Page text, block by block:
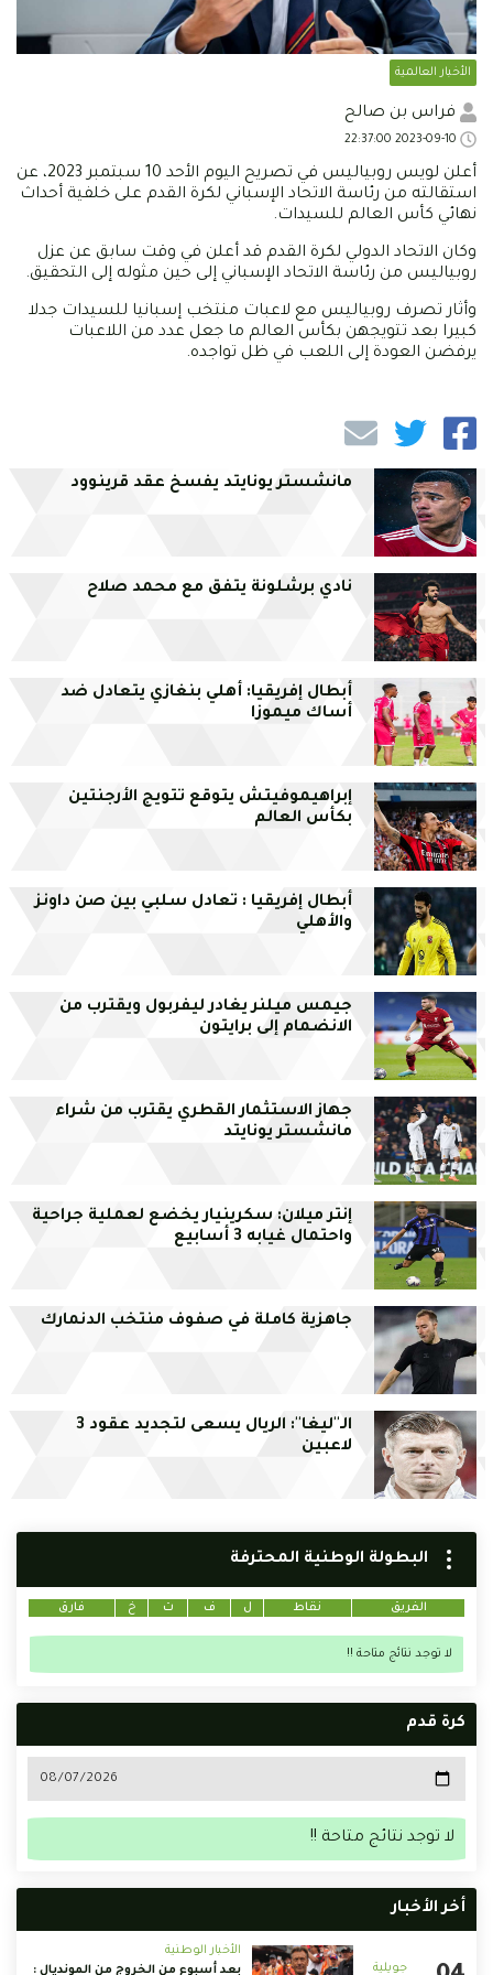
الأخبار العالمية
فراس بن صالح
أعلن لويس روبياليس في تصريح اليوم الأحد 10 سبتمبر 2023، عن
استقالته من رئاسة الاتحاد الإسباني لكرة القدم على خلفية أحداث
نهائي كأس العالم للسيدات.
وكان الاتحاد الدولي لكرة القدم قد أعلن في وقت سابق عن عزل
روبياليس من رئاسة الاتحاد الإسباني إلى حين مثوله إلى التحقيق.
وأثار تصرف روبياليس مع لاعبات منتخب إسبانيا للسيدات جدلا
كبيرا بعد تتويجهن بكأس العالم ما جعل عدد من اللاعبات
يرفضن العودة إلى اللعب في ظل تواجده.
مانشستر يونايتد يفسخ عقد قرينوود
نادي برشلونة يتفق مع محمد صلاح
أبطال إفريقيا: أهلي بنغازي يتعادل ضد
أساك ميموزا
إبراهيموفيتش يتوقع تتويج الأرجنتين
بكأس العالم
أبطال إفريقيا : تعادل سلبي بين صن داونز
والأهلي
جيمس ميلنر يغادر ليفربول ويقترب من
الانضمام إلى برايتون
جهاز الاستثمار القطري يقترب من شراء
مانشستر يونايتد
إنتر ميلان: سكرينيار يخضع لعملية جراحية
واحتمال غيابه 3 أسابيع
جاهزية كاملة في صفوف منتخب الدنمارك
الـ''ليغا'': الريال يسعى لتجديد عقود 3
لاعبين
البطولة الوطنية المحترفة
الفريق نقاط ل ف ت خ فارق
لا توجد نتائج متاحة !!
كرة قدم
لا توجد نتائج متاحة !!
أخر الأخبار
الأخبار الوطنية
بعد أسبوع من الخروج من المونديال :